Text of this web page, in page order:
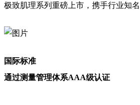
极致肌理系列重磅上市，携手行业知
国际标准
通过测量管理体系AAA级认证